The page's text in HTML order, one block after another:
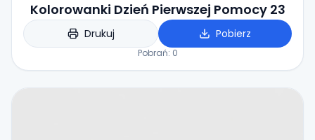
Kolorowanki Dzień Pierwszej Pomocy 23
Drukuj Pobierz
Pobrań: 0